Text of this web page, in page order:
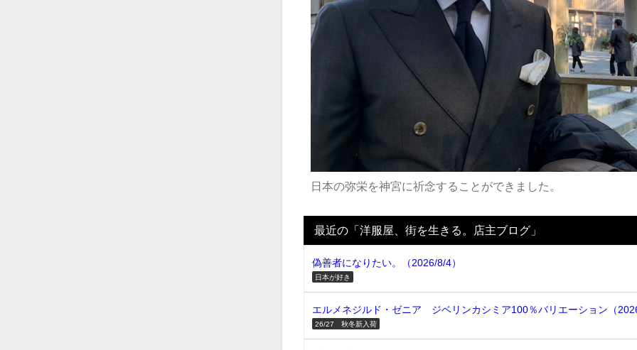
日本の弥栄を神宮に祈念することができました。
最近の「洋服屋、街を生きる。店主ブログ」
偽善者になりたい。（2026/8/4）
日本が好き
エルメネジルド・ゼニア ジベリンカシミア100％バリエーション（
26/27 秋冬新入荷